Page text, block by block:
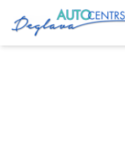
Главная Услуги